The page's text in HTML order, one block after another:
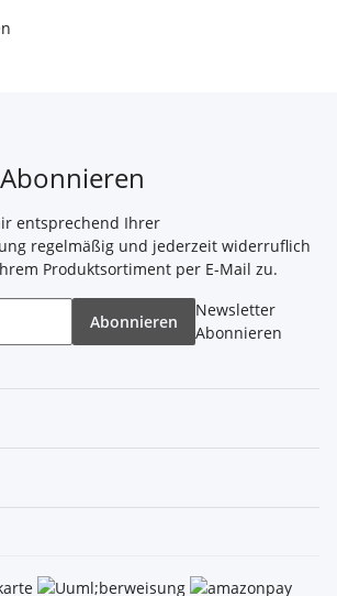
entsprechend Ihrer
regelmäßig und jederzeit widerruflich
Produktsortiment per E-Mail zu.
Abonnieren
Newsletter
Abonnieren